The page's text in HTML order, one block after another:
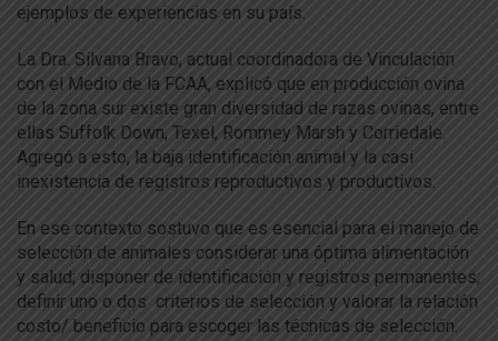
ejemplos de experiencias en su país.
La Dra. Silvana Bravo, actual coordinadora de Vinculación
con el Medio de la FCAA, explicó que en producción ovina
de la zona sur existe gran diversidad de razas ovinas, entre
ellas Suffolk Down, Texel, Rommey Marsh y Corriedale.
Agregó a esto, la baja identificación animal y la casi
inexistencia de registros reproductivos y productivos.
En ese contexto sostuvo que es esencial para el manejo de
selección de animales considerar una óptima alimentación
y salud; disponer de identificación y registros permanentes;
definir uno o dos criterios de selección y valorar la relación
costo/ beneficio para escoger las técnicas de selección.